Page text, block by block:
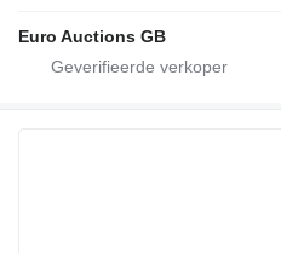
Euro Auctions GB